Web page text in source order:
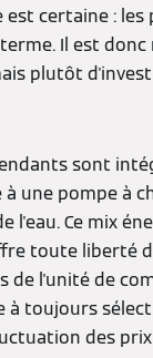
certaine :
Il est donc
plutôt
sont
une pompe à
l'eau. Ce mix
toute liberté
de l'unité de
à toujours
des